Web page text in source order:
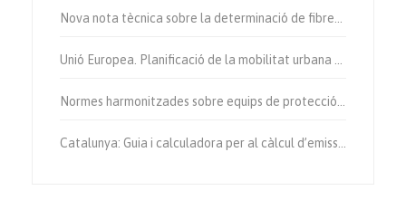
Nova nota tècnica sobre la determinació de fibres d’amiant a l’aire.
Unió Europea. Planificació de la mobilitat urbana sostenible.
Normes harmonitzades sobre equips de protecció individual.
Catalunya: Guia i calculadora per al càlcul d’emissions de gases amb efecte d’hivernacle.